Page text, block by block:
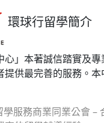
環球行留學簡介
心」本著誠信踏實及
提供最完善的服務。
服務商業同業公會 –